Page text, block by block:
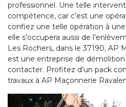
professionnel. Une telle
compétence, car c’est une
confiez une telle opération à
elle s’occupera aussi de
Les Rochers, dans le 37190, AP
est une entreprise de
contacter. Profitez d’un pack
travaux à AP Maçonnerie